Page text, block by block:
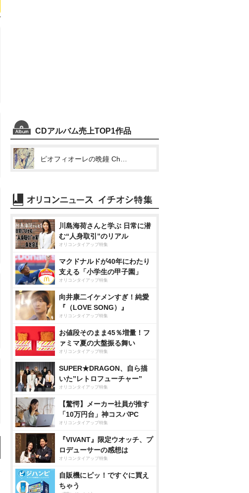
CDアルバム売上TOP1作品
川島海荷さんと学ぶ 日常に潜
む“人身取引”のリアル
オリコンタイアップ特集
マクドナルドが40年にわたり
支える「小学生の甲子園」
オリコンタイアップ特集
向井康二イケメンすぎ！純愛
『（LOVE SONG）』
オリコンタイアップ特集
お値段そのまま45％増量！フ
ァミマ夏の大盤振る舞い
オリコンタイアップ特集
SUPER★DRAGON、自ら描
いた”レトロフューチャー”
オリコンタイアップ特集
【驚愕】メーカー社員が推す
「10万円台」神コスパPC
オリコンタイアップ特集
『VIVANT』限定ウオッチ、プ
ロデューサーの感想は
オリコンタイアップ特集
自販機にピッ！ですぐに買え
ちゃう